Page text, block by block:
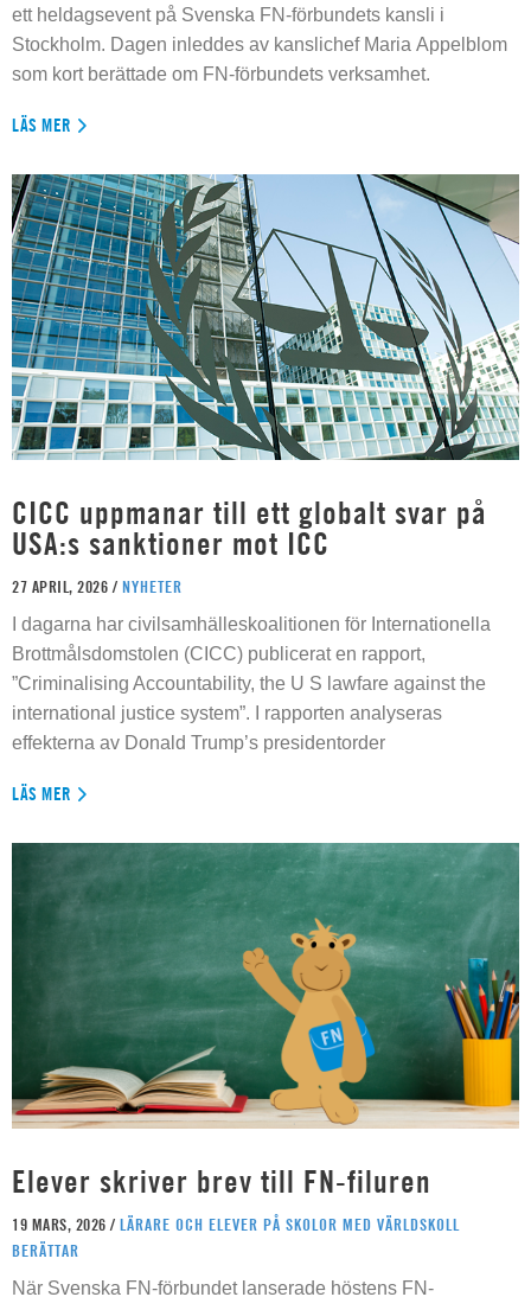
ett heldagsevent på Svenska FN-förbundets kansli i
Stockholm. Dagen inleddes av kanslichef Maria Appelblom
som kort berättade om FN-förbundets verksamhet.
LÄS MER
CICC uppmanar till ett globalt svar på
USA:s sanktioner mot ICC
27 APRIL, 2026 / NYHETER
I dagarna har civilsamhälleskoalitionen för Internationella
Brottmålsdomstolen (CICC) publicerat en rapport,
”Criminalising Accountability, the U S lawfare against the
international justice system”. I rapporten analyseras
effekterna av Donald Trump’s presidentorder
LÄS MER
Elever skriver brev till FN-filuren
19 MARS, 2026 / LÄRARE OCH ELEVER PÅ SKOLOR MED VÄRLDSKOLL
BERÄTTAR
När Svenska FN-förbundet lanserade höstens FN-